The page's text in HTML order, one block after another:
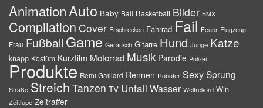
AnimationAuto Baby Ball Basketball Bilder BMX
Compilation Cover Erschrecken Fahrrad Fail Feuer Flugzeug
Frau Fußball Game Geräusch Gitarre Hund Junge Katze
knapp Kostüm Kurzfilm Motorrad Musik Parodie Polizei
Produkte Remi Gaillard Rennen Roboter SexySprung
Straße Streich Tanzen TV Unfall Wasser Weltrekord Win
Zeitlupe Zeitraffer